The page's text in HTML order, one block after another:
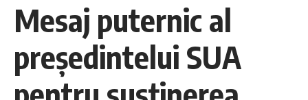
Mesaj puternic al
președintelui SUA